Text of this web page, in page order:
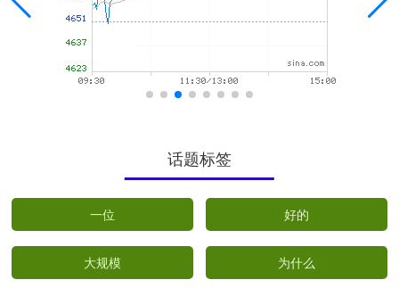
话题标签
一位 好的
大规模 为什么